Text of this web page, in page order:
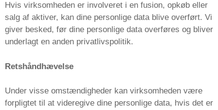
Hvis virksomheden er involveret i en fusion, opkøb eller
salg af aktiver, kan dine personlige data blive overført. Vi
giver besked, før dine personlige data overføres og bliver
underlagt en anden privatlivspolitik.
Retshåndhævelse
Under visse omstændigheder kan virksomheden være
forpligtet til at videregive dine personlige data, hvis det er